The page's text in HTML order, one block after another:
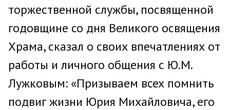
торжественной службы, посвященной
годовщине со дня Великого освящения
Храма, сказал о своих впечатлениях от
работы и личного общения с Ю.М.
Лужковым: «Призываем всех помнить
подвиг жизни Юрия Михайловича, его